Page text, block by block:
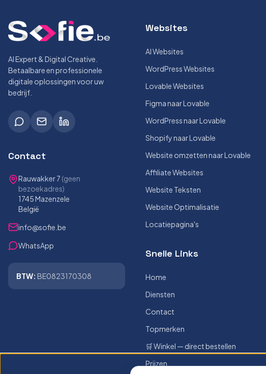
AI Expert & Digital Creative.
Betaalbare en professionele
digitale oplossingen voor uw
bedrijf.
Contact
Rauwakker 7 (geen
bezoekadres)
1745 Mazenzele
België
info@sofie.be
WhatsApp
BTW: BE0823170308
Websites
AI Websites
WordPress Websites
Lovable Websites
Figma naar Lovable
WordPress naar Lovable
Shopify naar Lovable
Website omzetten naar Lovable
Affiliate Websites
Website Teksten
Website Optimalisatie
Locatiepagina's
Snelle Links
Home
Diensten
Contact
Topmerken
🛒 Winkel — direct bestellen
Prijzen